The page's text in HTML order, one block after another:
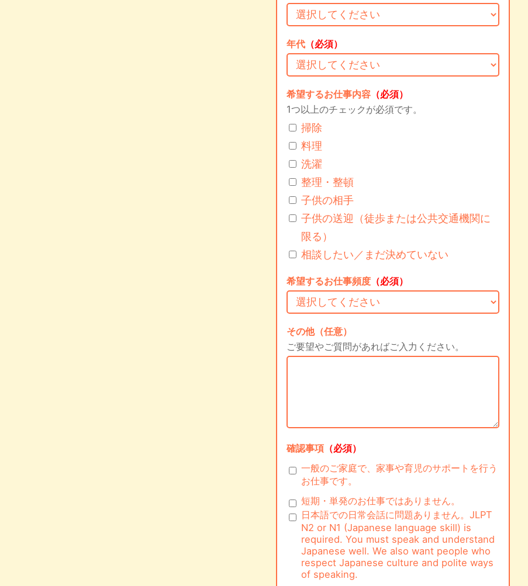
年代 （必須）
希望するお仕事内容 （必須）
1つ以上のチェックが必須です。
掃除
料理
洗濯
整理・整頓
子供の相手
子供の送迎（徒歩または公共交通機関に
限る）
相談したい／まだ決めていない
希望するお仕事頻度 （必須）
その他（任意）
ご要望やご質問があればご入力ください。
確認事項 （必須）
一般のご家庭で、家事や育児のサポートを行う
お仕事です。
短期・単発のお仕事ではありません。
日本語での日常会話に問題ありません。JLPT
N2 or N1 (Japanese language skill) is
required. You must speak and understand
Japanese well. We also want people who
respect Japanese culture and polite ways
of speaking.